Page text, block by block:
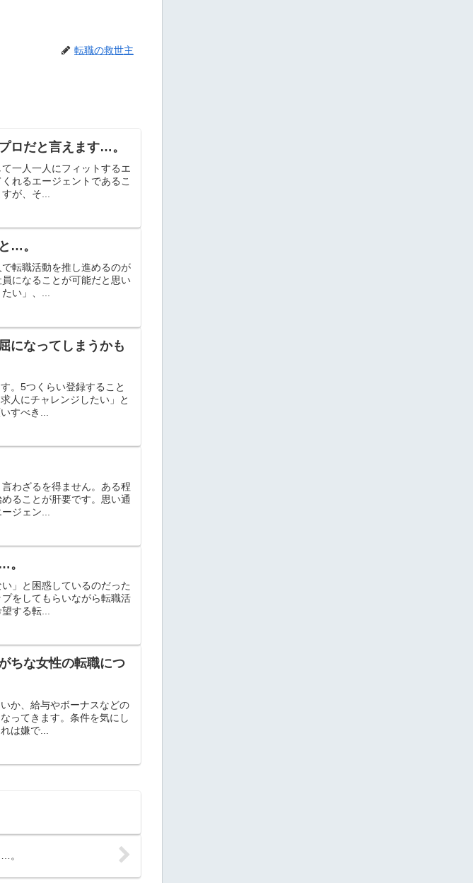
転職の救世主
ロだと言えます…。
一人一人にフィットするエ
れるエージェントであるこ
が、そ...
…。
転職活動を推し進めるのが
になることが可能だと思い
い」、...
になってしまうかも
。5つくらい登録すること
人にチャレンジしたい」と
すべき...
わざるを得ません。ある程
ることが肝要です。思い通
ジェン...
。
」と困惑しているのだった
をしてもらいながら転職活
する転...
ちな女性の転職につ
か、給与やボーナスなどの
ってきます。条件を気にし
は嫌で...
。